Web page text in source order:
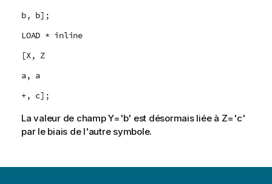
b, b];
LOAD * inline
[X, Z
a, a
+, c];
La valeur de champ Y='b' est désormais liée à Z='c'
par le biais de l'autre symbole.